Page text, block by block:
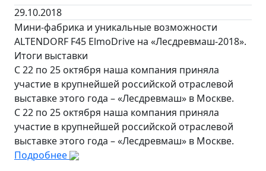
29.10.2018
Мини-фабрика и уникальные возможности
ALTENDORF F45 ElmoDrive на «Лесдревмаш-2018».
Итоги выставки
С 22 по 25 октября наша компания приняла
участие в крупнейшей российской отраслевой
выставке этого года – «Лесдревмаш» в Москве.
С 22 по 25 октября наша компания приняла
участие в крупнейшей российской отраслевой
выставке этого года – «Лесдревмаш» в Москве.
Подробнее